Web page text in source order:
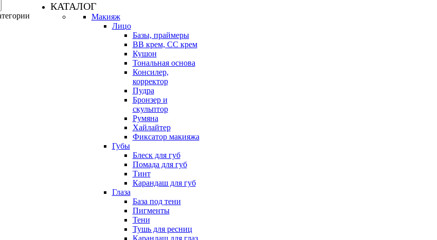
КАТАЛОГ
Макияж
Лицо
Базы, праймеры
BB крем, CC крем
Кушон
Тональная основа
Консилер,
корректор
Пудра
Бронзер и
скульптор
Румяна
Хайлайтер
Фиксатор макияжа
Губы
Блеск для губ
Помада для губ
Тинт
Карандаш для губ
Глаза
База под тени
Пигменты
Тени
Тушь для ресниц
Карандаш для глаз